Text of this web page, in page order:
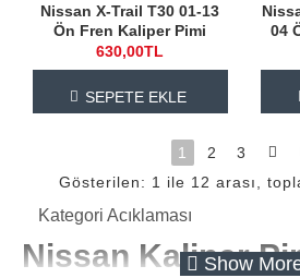
Nissan X-Trail T30 01-13
Ön Fren Kaliper Pimi
630,00TL
SEPETE EKLE
04
1 2
3
Gösterilen: 1 ile 12 arası,
Kategori Acıklaması
Nissan Kaliper